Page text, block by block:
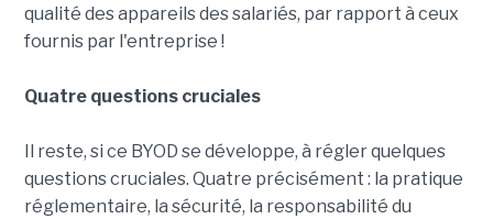
qualité des appareils des salariés, par rapport à ceux
fournis par l'entreprise !
Quatre questions cruciales
Il reste, si ce BYOD se développe, à régler quelques
questions cruciales. Quatre précisément : la pratique
réglementaire, la sécurité, la responsabilité du